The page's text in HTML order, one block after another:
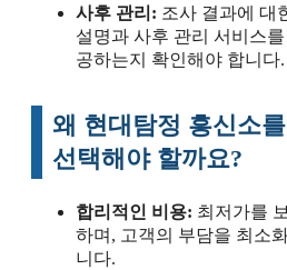
사후 관리: 조사 결과에 대
설명과 사후 관리 서비스를
공하는지 확인해야 합니다.
왜 현대탐정 흥신소를
선택해야 할까요?
합리적인 비용: 최저가를
하며, 고객의 부담을 최소
니다.